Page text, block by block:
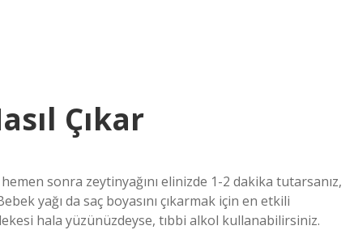
Çıkar
sonra zeytinyağını elinizde 1-2 dakika tutarsanız,
yağı da saç boyasını çıkarmak için en etkili
lekesi hala yüzünüzdeyse, tıbbi alkol kullanabilirsiniz.